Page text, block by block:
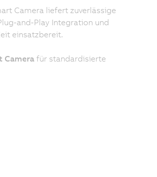
Camera liefert zuverlässige
and-Play Integration und
einsatzbereit.
Camerafür standardisierte